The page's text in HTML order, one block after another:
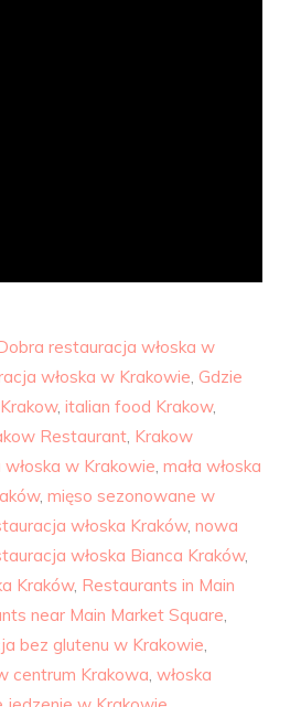
restauracja włoska w
włoska w Krakowie, Gdzie
, italian food Krakow,
Restaurant, Krakow
włoska w Krakowie, mała włoska
, mięso sezonowane w
włoska Kraków, nowa
włoska Bianca Kraków,
Kraków, Restaurants in Main
near Main Market Square,
bez glutenu w Krakowie,
centrum Krakowa, włoska